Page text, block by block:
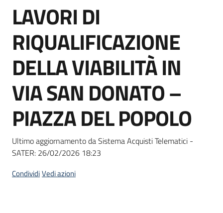
Bandi
e
di
acquisto
Supporto
telematiche
Salta al contenuto
LAVORI DI
RIQUALIFICAZIONE
DELLA VIABILITÀ IN
VIA SAN DONATO –
PIAZZA DEL POPOLO
Ultimo aggiornamento da Sistema Acquisti Telematici -
SATER: 26/02/2026 18:23
CondividiVedi azioni